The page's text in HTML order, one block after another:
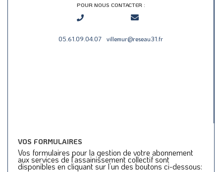
POUR NOUS CONTACTER :
05.61.09.04.07 villemur@reseau31.fr
VOS FORMULAIRES
Vos formulaires pour la gestion de votre abonnement
aux services de l’assainissement collectif sont
disponibles en cliquant sur l’un des boutons ci-dessous: